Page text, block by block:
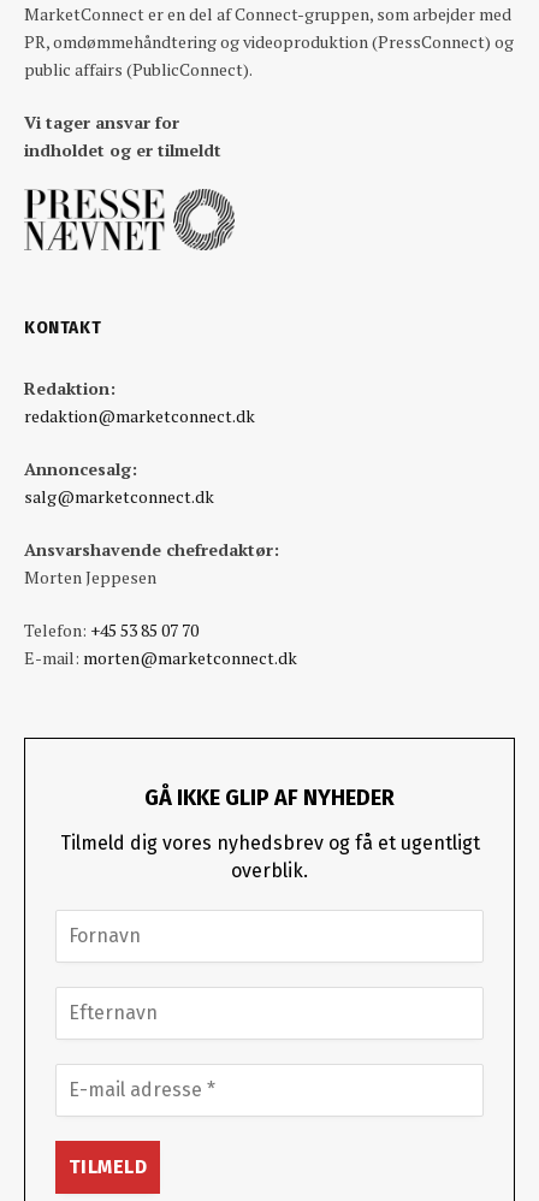
MarketConnect er en del af Connect-gruppen, som arbejder med
PR, omdømmehåndtering og videoproduktion (PressConnect) og
public affairs (PublicConnect).
Vi tager ansvar for
indholdet og er tilmeldt
KONTAKT
Redaktion:
redaktion@marketconnect.dk
Annoncesalg:
salg@marketconnect.dk
Ansvarshavende chefredaktør:
Morten Jeppesen
Telefon: +45 53 85 07 70
E-mail: morten@marketconnect.dk
GÅ IKKE GLIP AF NYHEDER
Tilmeld dig vores nyhedsbrev og få et ugentligt
overblik.